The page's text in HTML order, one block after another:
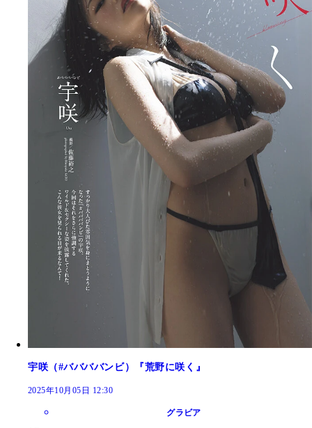
宇咲（#ババババンビ）『荒野に咲く』
2025年10月05日 12:30
グラビア